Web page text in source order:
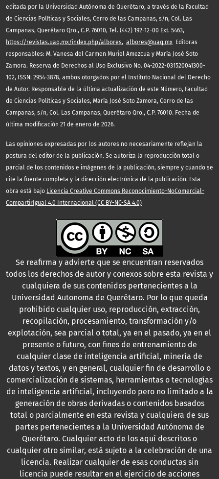
editada por la Universidad Autónoma de Querétaro, a través de la Facultad
de Ciencias Políticas y Sociales, Cerro de las Campanas, s/n, Col. Las
Campanas, Querétaro Qro., C.P. 76010, Tel. (442) 192-12-00 Ext. 5463,
https://revistas.uaq.mx/index.php/albores, albores@uaq.mx Editoras
responsables: M. Vanesa del Carmen Muriel Amezcua y María José Soto
Zamora. Reserva de Derechos al Uso Exclusivo No. 04-2022-031520041300-
102, ISSN: 2954-3878, ambos otorgados por el Instituto Nacional del Derecho
de Autor. Responsable de la última actualización de este Número, Facultad
de Ciencias Políticas y Sociales, María José Soto Zamora, Cerro de las
Campanas, s/n, Col. Las Campanas, Querétaro Qro., C.P. 76010. Fecha de
última modificación 21 de enero de 2026.
Las opiniones expresadas por los autores no necesariamente reflejan la
postura del editor de la publicación. Se autoriza la reproducción total o
parcial de los contenidos e imágenes de la publicación, siempre y cuando se
cite la fuente completa y la dirección electrónica de la publicación. Esta
obra está bajo Licencia Creative Commons Reconocimiento-NoComercial-
CompartirIgual 4.0 Internacional (CC BY-NC-SA 4.0)
Se reafirma y advierte que se encuentran reservados
todos los derechos de autor y conexos sobre esta revista y
cualquiera de sus contenidos pertenecientes a la
Universidad Autonoma de Querétaro. Por lo que queda
prohibido cualquier uso, reproducción, extracción,
recopilación, procesamiento, transformación y/o
explotación, sea parcial o total, ya en el pasado, ya en el
presente o futuro, con fines de entrenamiento de
cualquier clase de inteligencia artificial, minería de
datos y textos, y en general, cualquier fin de desarrollo o
comercialización de sistemas, herramientas o tecnologías
de inteligencia artificial, incluyendo pero no limitado a la
generación de obras derivadas o contenidos basados
total o parcialmente en esta revista y cualquiera de sus
partes pertenecientes a la Universidad Autónoma de
Querétaro. Cualquier acto de los aquí descritos o
cualquier otro similar, está sujeto a la celebración de una
licencia. Realizar cualquier de esas conductas sin
licencia puede resultar en el ejercicio de acciones